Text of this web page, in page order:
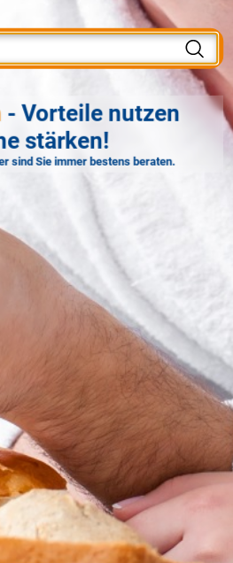
- Vorteile nutzen
stärken!
sind Sie immer bestens beraten.